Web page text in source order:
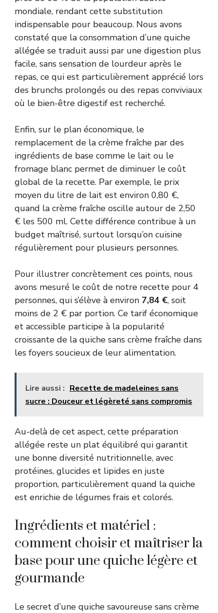
mondiale, rendant cette substitution
indispensable pour beaucoup. Nous avons
constaté que la consommation d’une quiche
allégée se traduit aussi par une digestion plus
facile, sans sensation de lourdeur après le
repas, ce qui est particulièrement apprécié lors
des brunchs prolongés ou des repas conviviaux
où le bien-être digestif est recherché.
Enfin, sur le plan économique, le
remplacement de la crème fraîche par des
ingrédients de base comme le lait ou le
fromage blanc permet de diminuer le coût
global de la recette. Par exemple, le prix
moyen du litre de lait est environ 0,80 €,
quand la crème fraîche oscille autour de 2,50
€ les 500 ml. Cette différence contribue à un
budget maîtrisé, surtout lorsqu’on cuisine
régulièrement pour plusieurs personnes.
Pour illustrer concrètement ces points, nous
avons mesuré le coût de notre recette pour 4
personnes, qui s’élève à environ 7,84 €, soit
moins de 2 € par portion. Ce tarif économique
et accessible participe à la popularité
croissante de la quiche sans crème fraîche dans
les foyers soucieux de leur alimentation.
Lire aussi : Recette de madeleines sans
sucre : Douceur et légèreté sans compromis
Au-delà de cet aspect, cette préparation
allégée reste un plat équilibré qui garantit
une bonne diversité nutritionnelle, avec
protéines, glucides et lipides en juste
proportion, particulièrement quand la quiche
est enrichie de légumes frais et colorés.
Ingrédients et matériel :
comment choisir et maîtriser la
base pour une quiche légère et
gourmande
Le secret d’une quiche savoureuse sans crème